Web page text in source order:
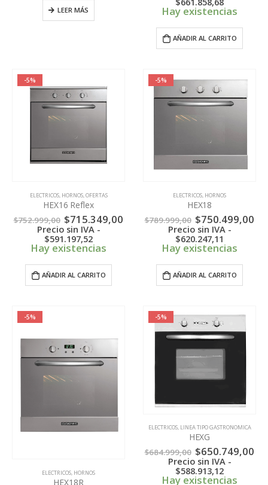
LEER MÁS era:
Hay existencias
AÑADIR AL CARRITO
-5%
ELECTRICOS, HORNOS,OFERTAS
HEX16 Reflex
$752.999,00 El
precio
original
era:
$715.349,00
$715.349,00.
Precio sin IVA -
$591.197,52
Hay existencias
AÑADIR AL CARRITO
-5%
ELECTRICOS, HORNOS
HEX18
$789.999,00 El
precio
original
era:
$750.499,00
Precio sin IVA -
$620.247,11
Hay existencias
AÑADIR AL CARRITO
-5%
ELECTRICOS HORNOS
HEX18R
-5%
ELECTRICOS, LINEA TIPO GASTRONOMICA
HEXG
$684.999,00 El
precio
original
era:
$650.749,00
Precio sin IVA -
$588.913,12
Hay existencias